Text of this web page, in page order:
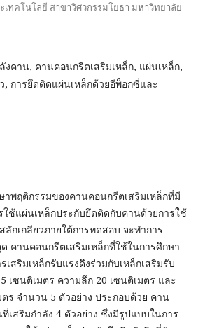
ทคโนโลยี สาขาวิศวกรรมโยธา มหาวิทยาลัย
งคาน, คานคอนกรีตเสริมเหล็ก, แผ่นเหล็ก,
, การยึดติดแผ่นเหล็กด้วยอีพ็อกซี่และ
าพฤติกรรมของคานคอนกรีตเสริมเหล็กที่มี
ใช้แผ่นเหล็กประกับยึดติดกับคานด้วยการใช้
กเกลียวภายใต้การทดสอบ จะทำการ
คานคอนกรีตเสริมเหล็กที่ใช้ในการศึกษา
สริมเหล็กรับแรงดึงร่วมกับเหล็กเสริมรับ
เซนติเมตร ความลึก 20 เซนติเมตร และ
ตร จำนวน 5 ตัวอย่าง ประกอบด้วย คาน
เสริมกำลัง 4 ตัวอย่าง ซึ่งมีรูปแบบในการ